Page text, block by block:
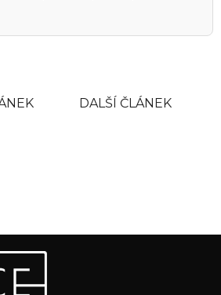
DALŠÍ ČLÁNEK
vám budeme zasílat informace o